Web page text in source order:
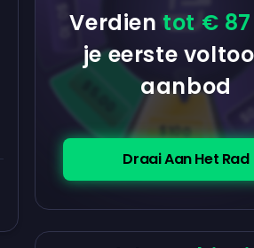
Verdien tot € 87
je eerste
aanbod
Draai Aan Het Rad
$100
$5.00
$0.10